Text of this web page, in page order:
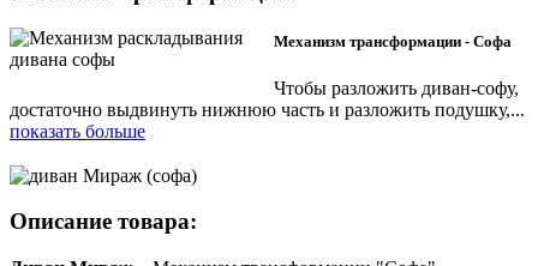
Механизм трансформации - Софа
Чтобы разложить диван-софу,
достаточно выдвинуть нижнюю часть и разложить подушку,...
показать больше
Описание товара: